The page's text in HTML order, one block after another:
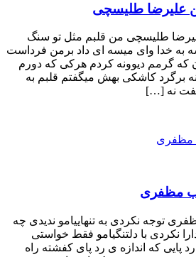
علیرضا طلیسچی
طلیسچی من قلبم مثل تو سنگ
به خدا وای میسه ای داد برمن فرداست
که گرمم دیوونه کردم هرکی که دورم
برگرد کاشکی بهش میگفتم قلبم به
نه […]
مظفری
توجه نکردی به تنهاییامو ندیدی چه
نکردی با دلتنگیامو فقط خواستی
پایی که اندازه ی رد پای کفشته راه